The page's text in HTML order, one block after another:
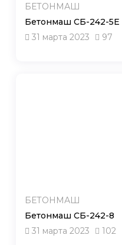
БЕТОНМАШ
Бетонмаш СБ-242-5Е
31 марта 2023
97
БЕТОНМАШ
Бетонмаш СБ-242-8
31 марта 2023
102